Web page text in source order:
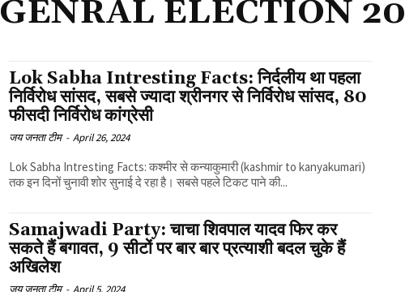
GENRAL ELECTION
Lok Sabha Intresting Facts: निर्दलीय था पहला
निर्विरोध सांसद, सबसे ज्यादा श्रीनगर से निर्विरोध सांसद, 80
फीसदी निर्विरोध कांग्रेसी
जय जनता टीम - April 26, 2024
Lok Sabha Intresting Facts: कश्मीर से कन्याकुमारी (kashmir to kanyakumari)
तक इन दिनों चुनावी शोर सुनाई दे रहा है। सबसे पहले टिकट पाने की...
Samajwadi Party: चाचा शिवपाल यादव फिर कर
सकते हैं बगावत, 9 सीटों पर बार बार प्रत्याशी बदल चुके हैं
अखिलेश
जय जनता टीम - April 5, 2024